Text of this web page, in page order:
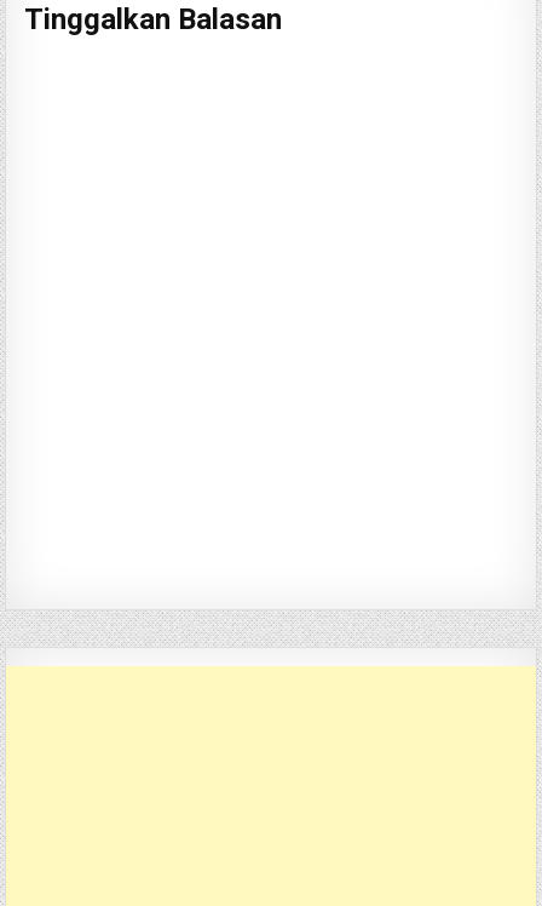
Tinggalkan Balasan